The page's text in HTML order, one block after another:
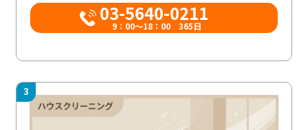
03-5640-0211
9：00～18：00 365日
3